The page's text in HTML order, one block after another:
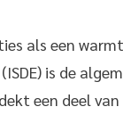
als een
is de
een deel